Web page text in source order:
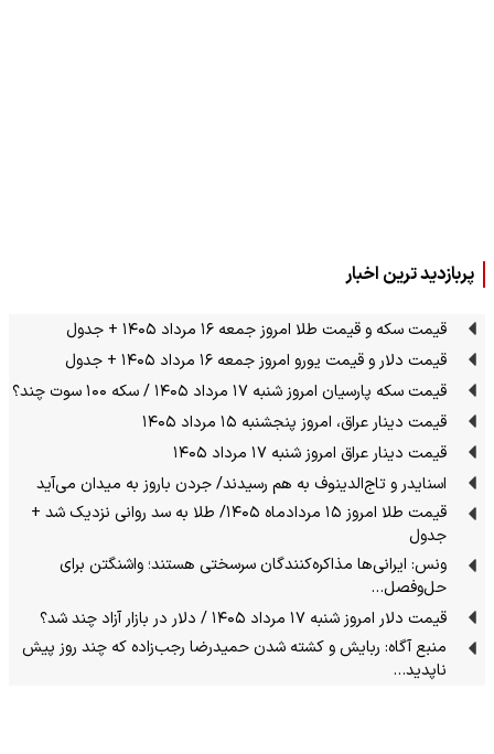
پربازدید ترین اخبار
قیمت سکه و قیمت طلا امروز جمعه ۱۶ مرداد ۱۴۰۵ + جدول
قیمت دلار و قیمت یورو امروز جمعه ۱۶ مرداد ۱۴۰۵ + جدول
قیمت سکه پارسیان امروز شنبه ۱۷ مرداد ۱۴۰۵ / سکه ۱۰۰ سوت چند؟
قیمت دینار عراق، امروز پنجشنبه ۱۵ مرداد ۱۴۰۵
قیمت دینار عراق امروز شنبه ۱۷ مرداد ۱۴۰۵
اسنایدر و تاج‌الدینوف به هم رسیدند/ جردن باروز به میدان می‌آید
قیمت طلا امروز ۱۵ مردادماه ۱۴۰۵/ طلا به سد روانی نزدیک شد +
جدول
ونس: ایرانی‌ها مذاکره‌کنندگان سرسختی هستند؛ واشنگتن برای
حل‌وفصل…
قیمت دلار امروز شنبه ۱۷ مرداد ۱۴۰۵ / دلار در بازار آزاد چند شد؟
منبع آگاه: ربایش و کشته شدن حمیدرضا رجب‌زاده که چند روز پیش
ناپدید…